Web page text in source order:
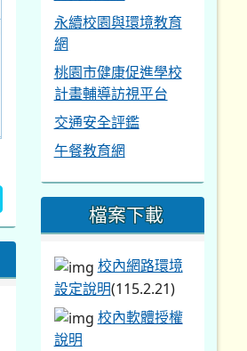
永續校園與環境教育
網
桃園市健康促進學校
計畫輔導訪視平台
交通安全評鑑
午餐教育網
檔案下載
校內網路環境
設定說明(115.2.21)
校內軟體授權
說明